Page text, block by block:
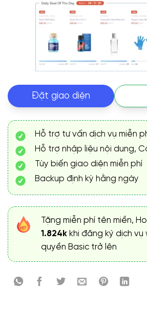
Đặt giao diện
Hỗ trợ tư vấn dịch vụ miễn
Hỗ trợ nhập liệu nội dung,
Tùy biến giao diện miễn phí
Backup định kỳ hằng ngày
Tặng miễn phí tên miền,
1.824k khi đăng ký dịch
quyền Basic trở lên